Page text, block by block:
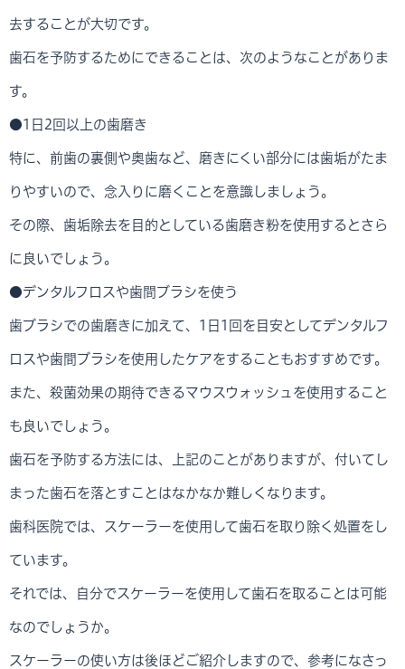
去することが大切です。
歯石を予防するためにできることは、次のようなことがありま
す。
●1日2回以上の歯磨き
特に、前歯の裏側や奥歯など、磨きにくい部分には歯垢がたま
りやすいので、念入りに磨くことを意識しましょう。
その際、歯垢除去を目的としている歯磨き粉を使用するとさら
に良いでしょう。
●デンタルフロスや歯間ブラシを使う
歯ブラシでの歯磨きに加えて、1日1回を目安としてデンタルフ
ロスや歯間ブラシを使用したケアをすることもおすすめです。
また、殺菌効果の期待できるマウスウォッシュを使用すること
も良いでしょう。
歯石を予防する方法には、上記のことがありますが、付いてし
まった歯石を落とすことはなかなか難しくなります。
歯科医院では、スケーラーを使用して歯石を取り除く処置をし
ています。
それでは、自分でスケーラーを使用して歯石を取ることは可能
なのでしょうか。
スケーラーの使い方は後ほどご紹介しますので、参考になさっ